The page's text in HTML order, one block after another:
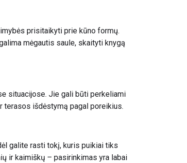
prisitaikyti prie kūno formų.
mėgautis saule, skaityti knygą
situacijose. Jie gali būti perkeliami
terasos išdėstymą pagal poreikius.
galite rasti tokį, kuris puikiai tiks
ir kaimiškų – pasirinkimas yra labai